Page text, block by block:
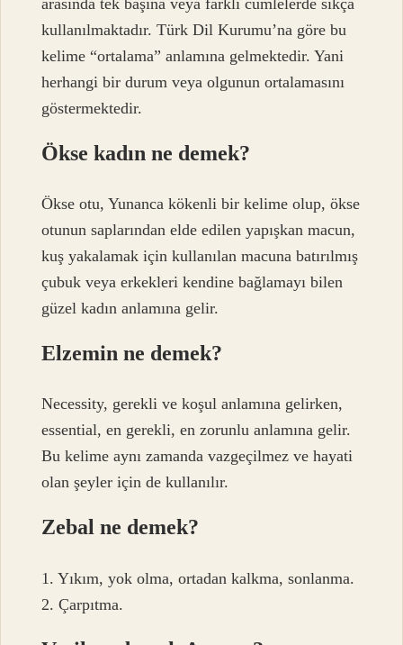
kullanılmaktadır. Türk Dil Kurumu’na göre bu
kelime “ortalama” anlamına gelmektedir. Yani
herhangi bir durum veya olgunun ortalamasını
göstermektedir.
Ökse kadın ne demek?
Ökse otu, Yunanca kökenli bir kelime olup, ökse
otunun saplarından elde edilen yapışkan macun,
kuş yakalamak için kullanılan macuna batırılmış
çubuk veya erkekleri kendine bağlamayı bilen
güzel kadın anlamına gelir.
Elzemin ne demek?
Necessity, gerekli ve koşul anlamına gelirken,
essential, en gerekli, en zorunlu anlamına gelir.
Bu kelime aynı zamanda vazgeçilmez ve hayati
olan şeyler için de kullanılır.
Zebal ne demek?
1. Yıkım, yok olma, ortadan kalkma, sonlanma.
2. Çarpıtma.